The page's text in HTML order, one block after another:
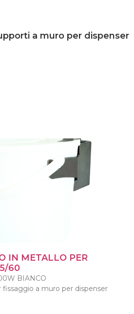
a muro per dispenser
IN METALLO PER
60
BIANCO
a muro per dispenser